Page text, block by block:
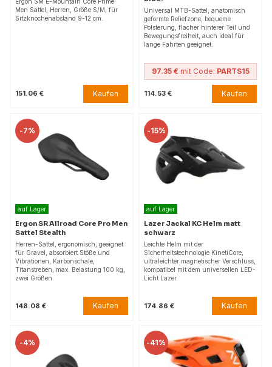
Men Sattel, Herren, Größe S/M, für
Sitzknochenabstand 9-12 cm.
151.06 € Kaufen
Universal MTB-Sattel, anatomisch
geformte Reliefzone, bequeme
Polsterung, flacher hinterer Teil und
Bewegungsfreiheit, auch ideal für
lange Fahrten geeignet.
97.35 € mit Code: PARTS15
114.53 € Kaufen
-7%
auf Lager
Ergon SR Allroad Core Pro Men
Sattel Stealth
Herren-Sattel, ergonomisch, geeignet
für Gravel, absorbiert Stöße und
Vibrationen, Karbonschale,
Titanstreben, max. Belastung 100 kg,
zwei Größen.
148.08 € Kaufen
-15%
auf Lager
Lazer Jackal KC Helm matt
schwarz
Leichte Helm mit der
Sicherheitstechnologie KinetiCore,
ultraleichter magnetischer Verschluss,
kompatibel mit dem universellen LED-
Licht Lazer.
174.86 € Kaufen
-4% -41%